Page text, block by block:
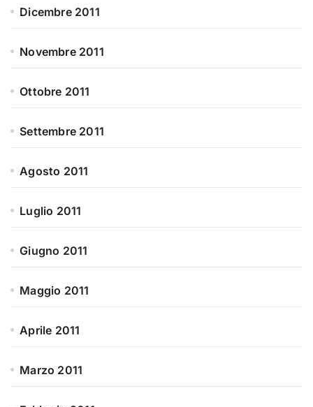
Dicembre 2011
Novembre 2011
Ottobre 2011
Settembre 2011
Agosto 2011
Luglio 2011
Giugno 2011
Maggio 2011
Aprile 2011
Marzo 2011